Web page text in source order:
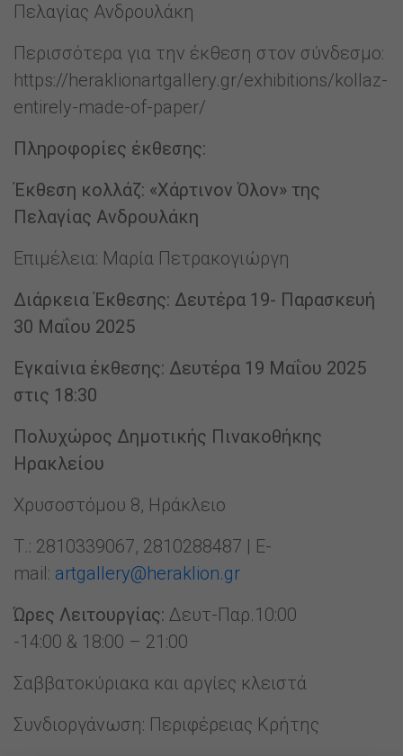
Πελαγίας Ανδρουλάκη
Περισσότερα για την έκθεση στον σύνδεσμο:
https://heraklionartgallery.gr/exhibitions/kollaz-
entirely-made-of-paper/
Πληροφορίες έκθεσης:
Έκθεση κολλάζ: «Χάρτινον Όλον» της
Πελαγίας Ανδρουλάκη
Επιμέλεια: Μαρία Πετρακογιώργη
Διάρκεια Έκθεσης: Δευτέρα 19- Παρασκευή
30 Μαΐου 2025
Εγκαίνια έκθεσης: Δευτέρα 19 Μαΐου 2025
στις 18:30
Πολυχώρος Δημοτικής Πινακοθήκης
Ηρακλείου
Χρυσοστόμου 8, Ηράκλειο
Τ.: 2810339067, 2810288487 | E-
mail: artgallery@heraklion.gr
Ώρες Λειτουργίας: Δευτ-Παρ.10:00
-14:00 & 18:00 – 21:00
Σαββατοκύριακα και αργίες κλειστά
Συνδιοργάνωση: Περιφέρειας Κρήτης